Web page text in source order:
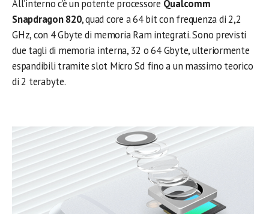
All’interno c’è un potente processore Qualcomm
Snapdragon 820, quad core a 64 bit con frequenza di 2,2
GHz, con 4 Gbyte di memoria Ram integrati. Sono previsti
due tagli di memoria interna, 32 o 64 Gbyte, ulteriormente
espandibili tramite slot Micro Sd fino a un massimo teorico
di 2 terabyte.